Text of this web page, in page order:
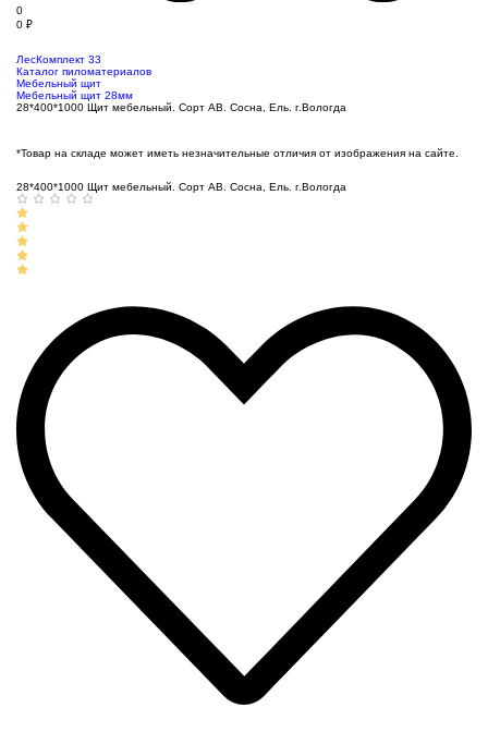
0
0 ₽
ЛесКомплект 33
Каталог пиломатериалов
Мебельный щит
Мебельный щит 28мм
28*400*1000 Щит мебельный. Сорт АВ. Сосна, Ель. г.Вологда
*Товар на складе может иметь незначительные отличия от изображения на сайте.
28*400*1000 Щит мебельный. Сорт АВ. Сосна, Ель. г.Вологда